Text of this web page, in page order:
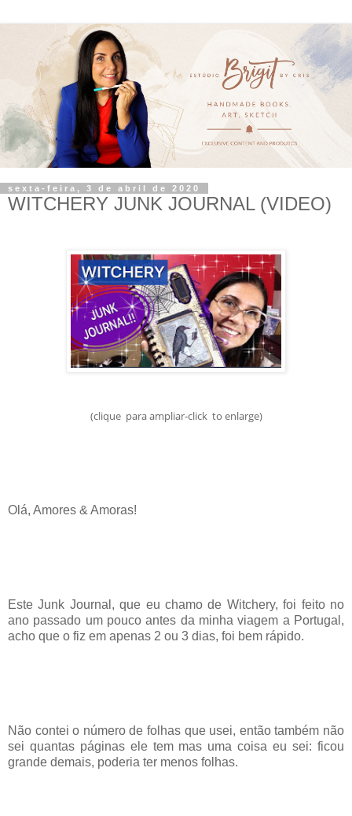
sexta-feira, 3 de abril de 2020
WITCHERY JUNK JOURNAL (VIDEO)
(clique para ampliar-click to enlarge)
Olá, Amores & Amoras!
Este Junk Journal, que eu chamo de Witchery, foi feito no
ano passado um pouco antes da minha viagem a Portugal,
acho que o fiz em apenas 2 ou 3 dias, foi bem rápido.
Não contei o número de folhas que usei, então também não
sei quantas páginas ele tem mas uma coisa eu sei: ficou
grande demais, poderia ter menos folhas.